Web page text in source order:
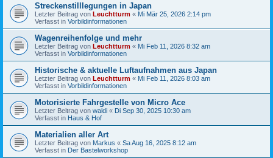
Streckenstilllegungen in Japan
Letzter Beitrag von Leuchtturm « Mi Mär 25, 2026 2:14 pm
Verfasst in Vorbildinformationen
Wagenreihenfolge und mehr
Letzter Beitrag von Leuchtturm « Mi Feb 11, 2026 8:32 am
Verfasst in Vorbildinformationen
Historische & aktuelle Luftaufnahmen aus Japan
Letzter Beitrag von Leuchtturm « Mi Feb 11, 2026 8:03 am
Verfasst in Vorbildinformationen
Motorisierte Fahrgestelle von Micro Ace
Letzter Beitrag von waldi « Di Sep 30, 2025 10:30 am
Verfasst in Haus & Hof
Materialien aller Art
Letzter Beitrag von Markus « Sa Aug 16, 2025 8:12 am
Verfasst in Der Bastelworkshop